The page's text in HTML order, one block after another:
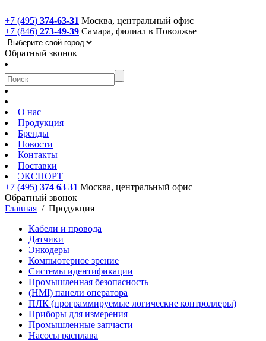
+7 (495) 374-63-31 Москва, центральный офис
+7 (846) 273-49-39 Самара, филиал в Поволжье
Обратный звонок
О нас
Продукция
Бренды
Новости
Контакты
Поставки
ЭКСПОРТ
+7 (495) 374 63 31 Москва, центральный офис
Обратный звонок
Главная / Продукция
Кабели и провода
Датчики
Энкодеры
Компьютерное зрение
Системы идентификации
Промышленная безопасность
(HMI) панели оператора
ПЛК (программируемые логические контроллеры)
Приборы для измерения
Промышленные запчасти
Насосы расплава